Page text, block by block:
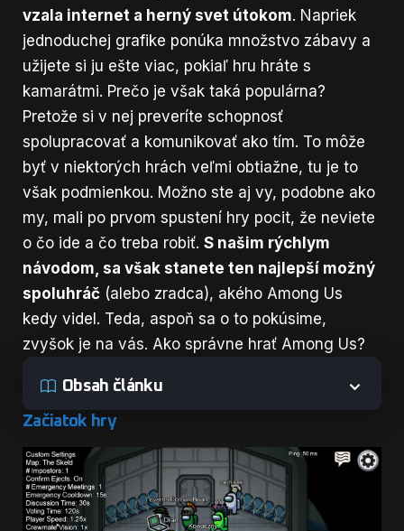
vzala internet a herný svet útokom. Napriek
jednoduchej grafike ponúka množstvo zábavy a
užijete si ju ešte viac, pokiaľ hru hráte s
kamarátmi. Prečo je však taká populárna?
Pretože si v nej preveríte schopnosť
spolupracovať a komunikovať ako tím. To môže
byť v niektorých hrách veľmi obtiažne, tu je to
však podmienkou. Možno ste aj vy, podobne ako
my, mali po prvom spustení hry pocit, že neviete
o čo ide a čo treba robiť. S našim rýchlym
návodom, sa však stanete ten najlepší možný
spoluhráč (alebo zradca), akého Among Us
kedy videl. Teda, aspoň sa o to pokúsime,
zvyšok je na vás. Ako správne hrať Among Us?
Obsah článku
Začiatok hry